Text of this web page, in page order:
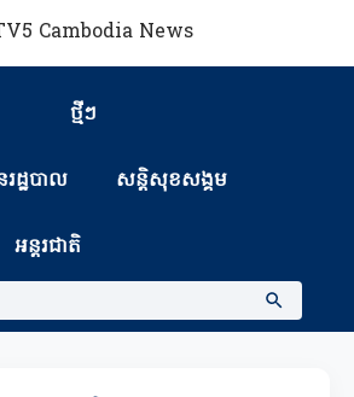
ថ្មីៗ
ដ្ឋបាល សន្តិសុខសង្គម
អន្តរជាតិ